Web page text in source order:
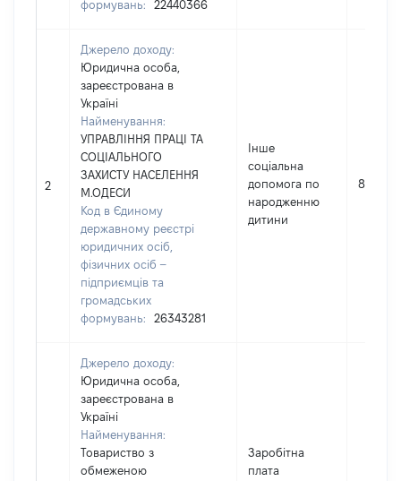
формувань:
22440366
2
Джерело доходу:
Юридична особа,
зареєстрована в
Україні
Найменування:
УПРАВЛІННЯ ПРАЦІ ТА
СОЦІАЛЬНОГО
ЗАХИСТУ НАСЕЛЕННЯ
М.ОДЕСИ
Код в Єдиному
державному реєстрі
юридичних осіб,
фізичних осіб –
підприємців та
громадських
формувань:
26343281
Інше
соціальна
допомога по
народженню
дитини
860
Джерело доходу:
Юридична особа,
зареєстрована в
Україні
Найменування:
Товариство з
обмеженою
Заробітна
плата